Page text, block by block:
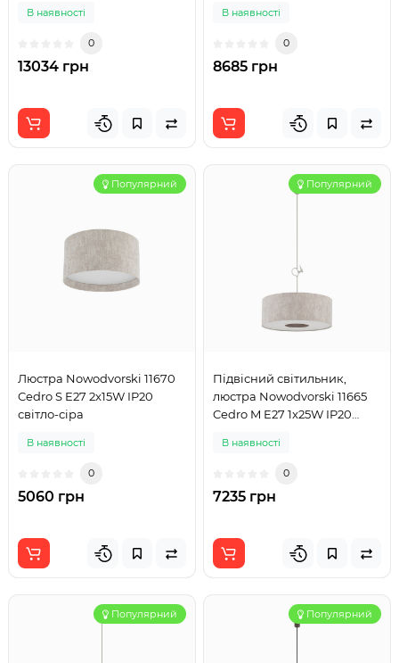
В наявності
0
13034 грн
В наявності
0
8685 грн
Популярний
Люстра Nowodvorski 11670
Cedro S E27 2x15W IP20
світло-сіра
В наявності
0
5060 грн
Популярний
Підвісний світильник,
люстра Nowodvorski 11665
Cedro M E27 1x25W IP20
В наявності
0
7235 грн
Популярний Популярний